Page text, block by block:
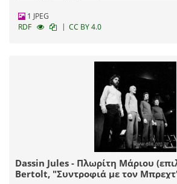
1 JPEG
RDF
| CC BY 4.0
Dassin Jules - Πλωρίτη Μάριου
Bertolt, "Συντροφιά με τον